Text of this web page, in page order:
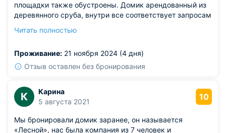
площадки также обустроены. Домик арендованный из
деревянного сруба, внутри все соответствует запросам
мощности хватает для того, чтобы включать приборы
Читать полностью
Проживание: 21 ноября 2024 (4 дня)
Отзыв оставлен без бронирования
К
Карина
5 августа 2021
10
Мы бронировали домик заранее, он называется
«Лесной», нас была компания из 7 человек и